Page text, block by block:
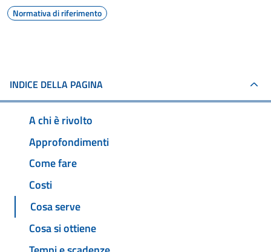
Normativa di riferimento
INDICE DELLA PAGINA
A chi è rivolto
Approfondimenti
Come fare
Costi
Cosa serve
Cosa si ottiene